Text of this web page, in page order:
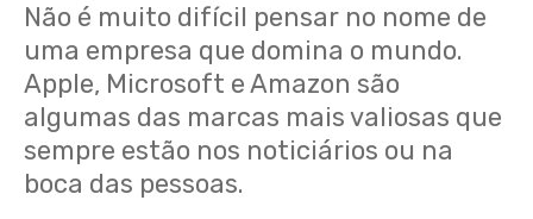
Não é muito difícil pensar no nome de
uma empresa que domina o mundo.
Apple, Microsoft e Amazon são
algumas das marcas mais valiosas que
sempre estão nos noticiários ou na
boca das pessoas.